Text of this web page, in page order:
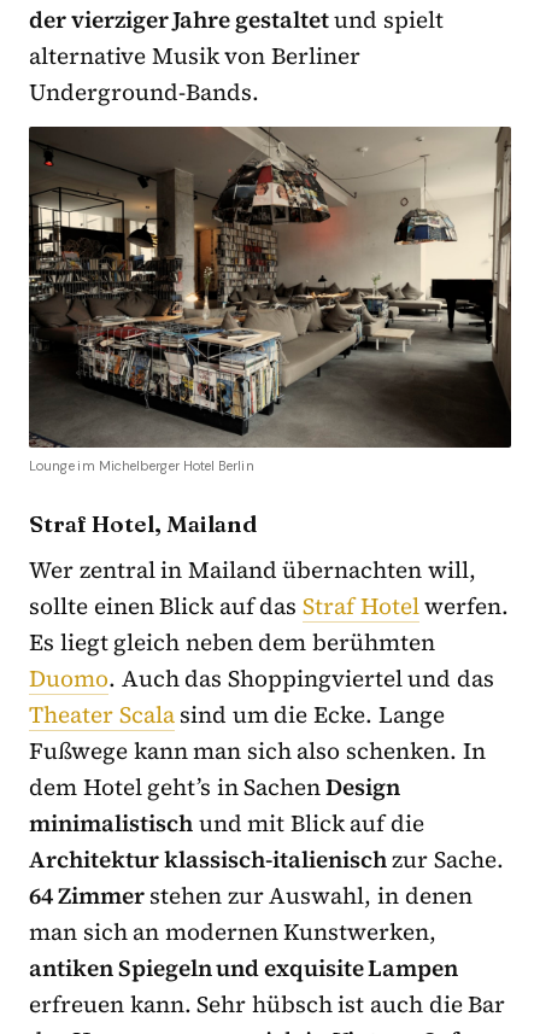
der vierziger Jahre gestaltetund spielt
alternative Musik von Berliner
Underground-Bands.
Lounge im Michelberger Hotel Berlin
Straf Hotel, Mailand
Wer zentral in Mailand übernachten will,
sollte einen Blick auf dasStraf Hotelwerfen.
Es liegt gleich neben dem berühmten
Duomo. Auch das Shoppingviertel und das
Theater Scalasind um die Ecke. Lange
Fußwege kann man sich also schenken. In
dem Hotel geht’s in SachenDesign
minimalistischund mit Blick auf die
Architektur klassisch-italienischzur Sache.
64 Zimmerstehen zur Auswahl, in denen
man sich an modernen Kunstwerken,
antiken Spiegeln und exquisite Lampen
erfreuen kann. Sehr hübsch ist auch die Bar